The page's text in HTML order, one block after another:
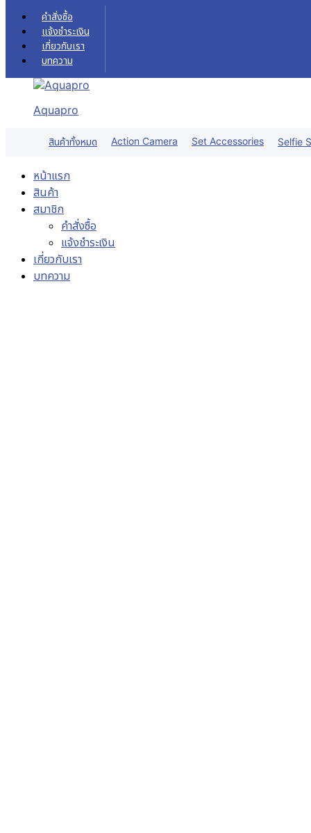
Skip to content
คำสั่งซื้อ
แจ้งชำระเงิน
เกี่ยวกับเรา
บทความ
Aquapro
สินค้าทั้งหมด Action Camera Set Accessories Selfie
หน้าแรก
สินค้า
สมาชิก
คำสั่งซื้อ
แจ้งชำระเงิน
เกี่ยวกับเรา
บทความ